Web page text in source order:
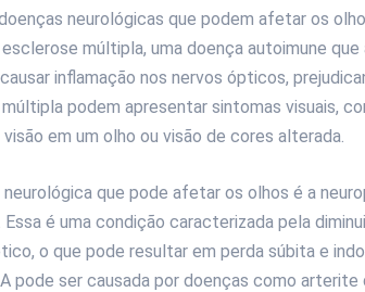
neurológicas que podem afetar os
múltipla, uma doença autoimune
inflamação nos nervos ópticos,
podem apresentar sintomas visuais,
em um olho ou visão de cores alterada.
que pode afetar os olhos é a
Essa é uma condição caracterizada pela
o que pode resultar em perda súbita e
pode ser causada por doenças como